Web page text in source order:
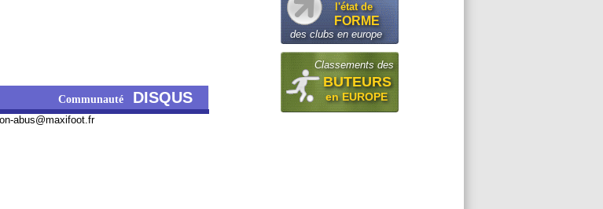
Communauté DISQUS
abus@maxifoot.fr
l'état de
FORME
des clubs en europe
Classements des
BUTEURS
en EUROPE